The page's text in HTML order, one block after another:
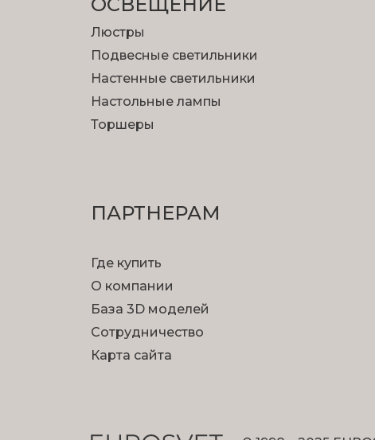
ОСВЕЩЕНИЕ
Люстры
Подвесные светильники
Настенные светильники
Настольные лампы
Торшеры
ПАРТНЕРАМ
Где купить
О компании
База 3D моделей
Сотрудничество
Карта сайта